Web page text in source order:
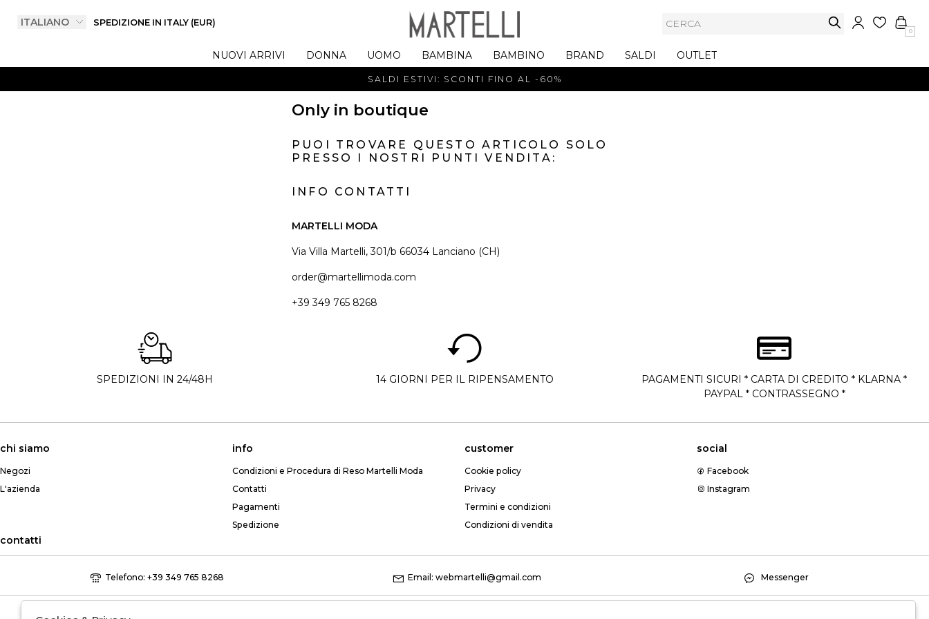
SPEDIZIONE IN ITALY (EUR)
0
NUOVI ARRIVI DONNA UOMO BAMBINA BAMBINO BRAND SALDI OUTLET
SALDI ESTIVI: SCONTI FINO AL -60%
Only in boutique
PUOI TROVARE QUESTO ARTICOLO SOLO
PRESSO I NOSTRI PUNTI VENDITA:
INFO CONTATTI
MARTELLI MODA
Via Villa Martelli, 301/b 66034 Lanciano (CH)
order@martellimoda.com
+39 349 765 8268
SPEDIZIONI IN 24/48H 14 GIORNI PER IL RIPENSAMENTO
PAGAMENTI SICURI * CARTA DI CREDITO * KLARNA *
PAYPAL * CONTRASSEGNO *
chi siamo
Negozi
L'azienda
info
Condizioni e Procedura di Reso Martelli Moda
Contatti
Pagamenti
Spedizione
customer
Cookie policy
Privacy
Termini e condizioni
Condizioni di vendita
social
Facebook
Instagram
contatti
Telefono: +39 349 765 8268 Email: webmartelli@gmail.com Messenger